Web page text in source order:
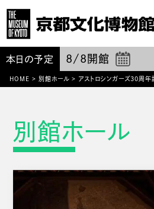
本日の予定 8/8 開館
HOME > 別館ホール> アストロシンガーズ30周年